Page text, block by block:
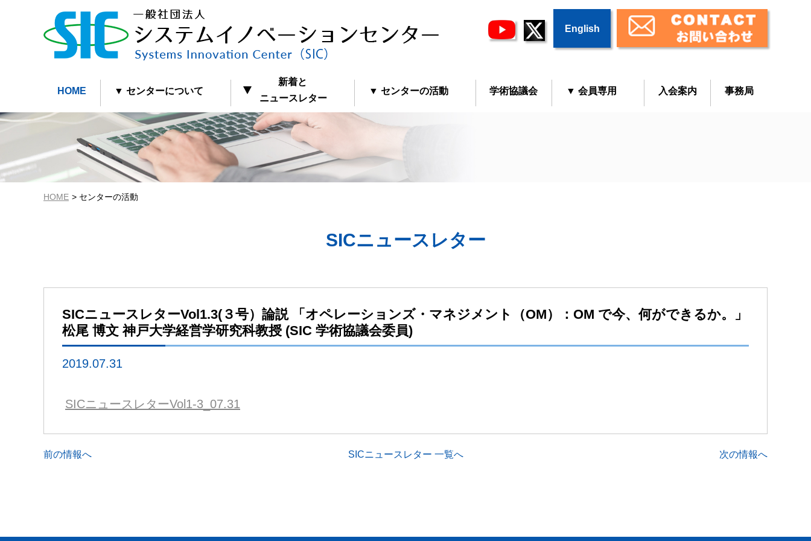
English
HOME ▼ センターについて
新着と
ニュースレター
▼ センターの活動 学術協議会 ▼ 会員専用 入会案内 事務局
HOME センターの活動
SICニュースレター
SICニュースレターVol1.3(３号）論説 「オペレーションズ・マネジメント（OM）：OM で今、何ができるか。」
松尾 博文 神戸大学経営学研究科教授 (SIC 学術協議会委員)
2019.07.31
SICニュースレターVol1-3_07.31
前の情報へ SICニュースレター 一覧へ 次の情報へ